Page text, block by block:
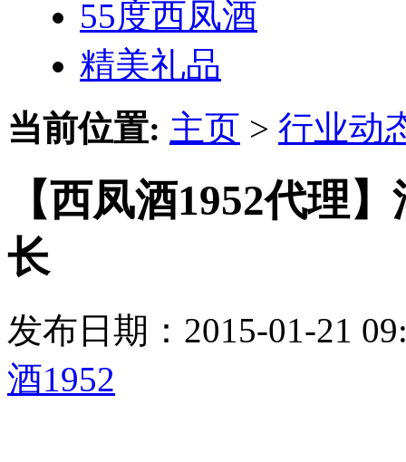
55度西凤酒
精美礼品
当前位置: 主页 > 行业动
【西凤酒1952代理
长
发布日期：2015-01-21
酒1952